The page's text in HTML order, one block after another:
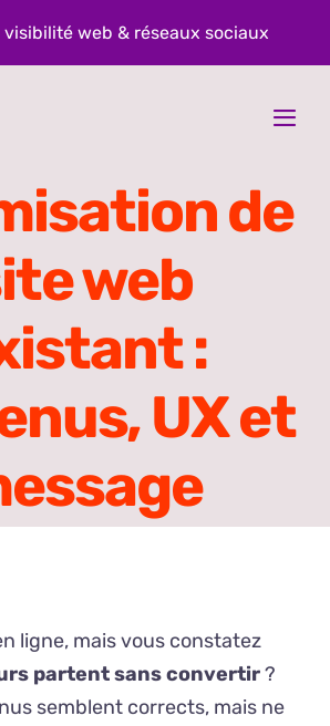
web & réseaux sociaux
À propos
de
web
:
UX et
ligne, mais vous constatez
partent sans convertir?
semblent corrects, mais ne